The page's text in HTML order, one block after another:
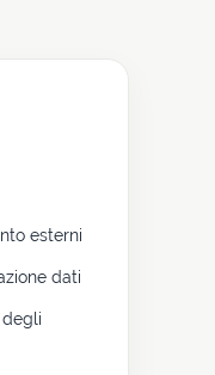
esterni
dati